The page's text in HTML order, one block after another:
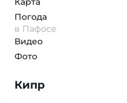
Погода
в Пафосе
Видео
Фото
Кипр